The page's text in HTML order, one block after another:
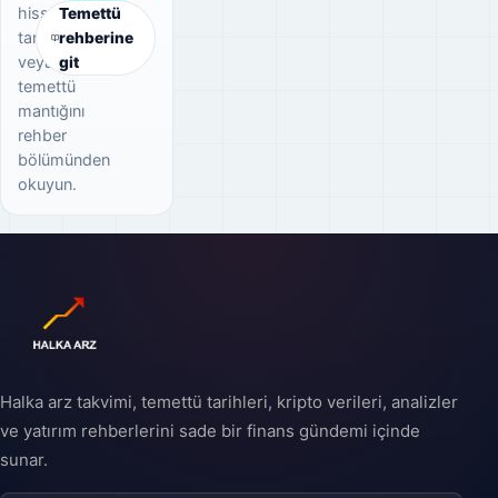
hisselerini
tarayın
veya
temettü
mantığını
rehber
bölümünden
okuyun.
Temettü
rehberine
git
Halka arz takvimi, temettü tarihleri, kripto verileri, analizler
ve yatırım rehberlerini sade bir finans gündemi içinde
sunar.